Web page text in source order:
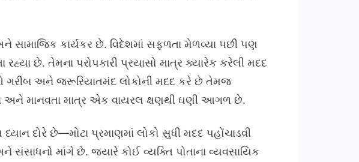
કાર્યકર છે. વિદેશમાં સફળતા મેળવ્યા પછી પણ
છે. તેમના પરોપકારી પ્રયાસો માત્ર ક્યારેક કરેલી મદદ
અને જરૂરિયાતમંદ લોકોની મદદ કરે છે તેમજ
અને માનવતા માત્ર એક વાયરલ ક્ષણથી ઘણી આગળ છે.
દોરે છે—મોટા પ્રમાણમાં લોકો સુધી મદદ પહોંચાડવી
માંગે છે. જ્યારે કોઈ વ્યક્તિ પોતાના વ્યવસાયિક